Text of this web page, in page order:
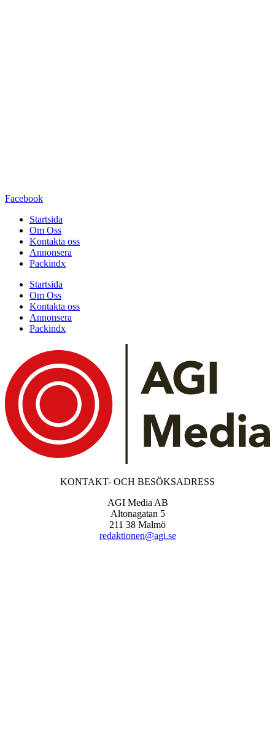
Facebook
Startsida
Om Oss
Kontakta oss
Annonsera
Packindx
Startsida
Om Oss
Kontakta oss
Annonsera
Packindx
KONTAKT- OCH BESÖKSADRESS
AGI Media AB
Altonagatan 5
211 38 Malmö
redaktionen@agi.se